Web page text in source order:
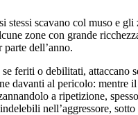
scavano col muso e
zone con grande
dell’anno.
feriti o debilitati, attaccano
davanti al pericolo: mentre
a ripetizione,
nell’aggressore,